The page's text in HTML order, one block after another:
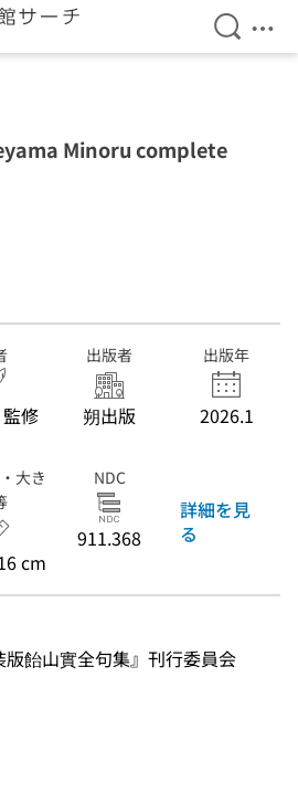
検索を
メ
Minoru complete
修
出版者
朔出版
出版年
2026.1
大き
cm
NDC
911.368
詳細を見
る
飴山實全句集』刊行委員会